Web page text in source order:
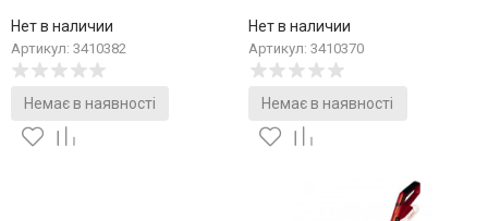
Нет в наличии
Артикул: 3410382
Немає в наявності
Нет в наличии
Артикул: 3410370
Немає в наявності